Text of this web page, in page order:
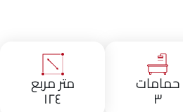
حمامات
٣
متر مربع
١٢٤